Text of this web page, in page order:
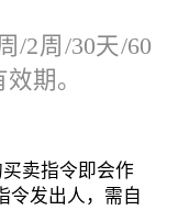
/2周/30天/60
期。
卖指令即会作
令发出人，需自